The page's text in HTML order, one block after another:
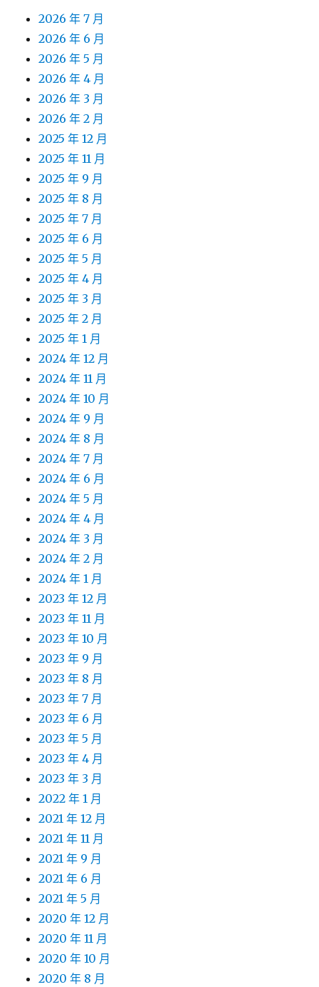
2026 年 7 月
2026 年 6 月
2026 年 5 月
2026 年 4 月
2026 年 3 月
2026 年 2 月
2025 年 12 月
2025 年 11 月
2025 年 9 月
2025 年 8 月
2025 年 7 月
2025 年 6 月
2025 年 5 月
2025 年 4 月
2025 年 3 月
2025 年 2 月
2025 年 1 月
2024 年 12 月
2024 年 11 月
2024 年 10 月
2024 年 9 月
2024 年 8 月
2024 年 7 月
2024 年 6 月
2024 年 5 月
2024 年 4 月
2024 年 3 月
2024 年 2 月
2024 年 1 月
2023 年 12 月
2023 年 11 月
2023 年 10 月
2023 年 9 月
2023 年 8 月
2023 年 7 月
2023 年 6 月
2023 年 5 月
2023 年 4 月
2023 年 3 月
2022 年 1 月
2021 年 12 月
2021 年 11 月
2021 年 9 月
2021 年 6 月
2021 年 5 月
2020 年 12 月
2020 年 11 月
2020 年 10 月
2020 年 8 月